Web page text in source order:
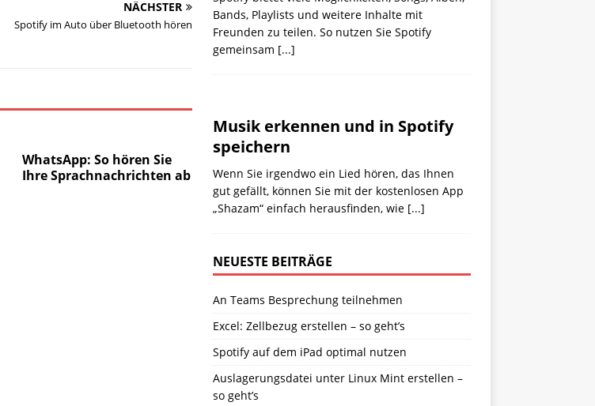
NÄCHSTER
Spotify im Auto über Bluetooth hören
WhatsApp: So hören Sie
Ihre Sprachnachrichten ab
Bands, Playlists und weitere Inhalte mit
Freunden zu teilen. So nutzen Sie Spotify
gemeinsam [...]
Musik erkennen und in Spotify
speichern
Wenn Sie irgendwo ein Lied hören, das Ihnen
gut gefällt, können Sie mit der kostenlosen App
„Shazam“ einfach herausfinden, wie [...]
NEUESTE BEITRÄGE
An Teams Besprechung teilnehmen
Excel: Zellbezug erstellen – so geht’s
Spotify auf dem iPad optimal nutzen
Auslagerungsdatei unter Linux Mint erstellen –
so geht’s